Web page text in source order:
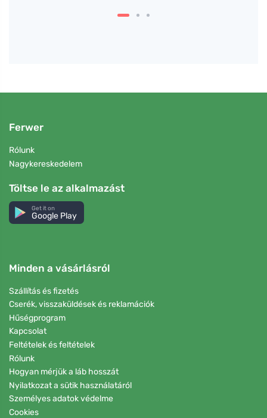
Ferwer
Rólunk
Nagykereskedelem
Töltse le az alkalmazást
Get it on
Google Play
Minden a vásárlásról
Szállítás és fizetés
Cserék, visszaküldések és reklamációk
Hűségprogram
Kapcsolat
Feltételek és feltételek
Rólunk
Hogyan mérjük a láb hosszát
Nyilatkozat a sütik használatáról
Személyes adatok védelme
Cookies